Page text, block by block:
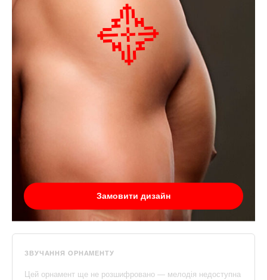
Замовити дизайн
ЗВУЧАННЯ ОРНАМЕНТУ
Цей орнамент ще не розшифровано — мелодія недоступна